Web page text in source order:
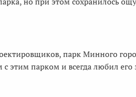
парк Минного
парком и всегда любил его